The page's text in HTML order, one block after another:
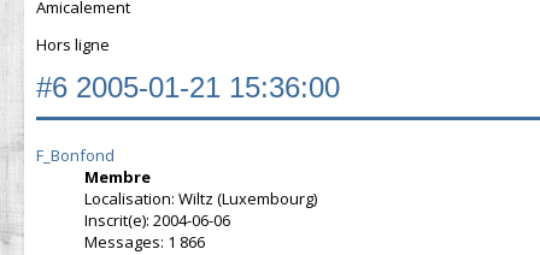
Amicalement
Hors ligne
#6 2005-01-21 15:36:00
F_Bonfond
Membre
Localisation: Wiltz (Luxembourg)
Inscrit(e): 2004-06-06
Messages: 1 866